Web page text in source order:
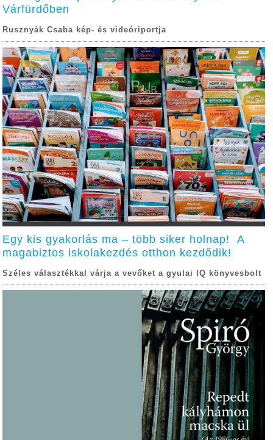
Várfürdőben
Rusznyák Csaba kép- és videóriportja
Egy kis gyakorlás ma – több siker holnap! A
magabiztos iskolakezdés otthon kezdődik!
Széles választékkal várja a vevőket a gyulai IQ könyvesbolt